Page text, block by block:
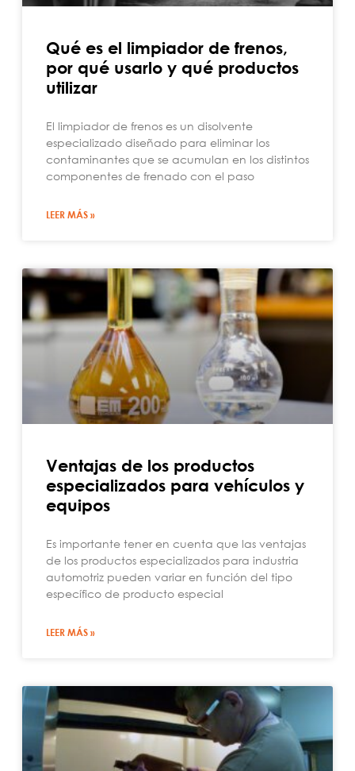
Qué es el limpiador de frenos,
por qué usarlo y qué productos
utilizar
El limpiador de frenos es un disolvente
especializado diseñado para eliminar los
contaminantes que se acumulan en los distintos
componentes de frenado con el paso
LEER MÁS »
Ventajas de los productos
especializados para vehículos y
equipos
Es importante tener en cuenta que las ventajas
de los productos especializados para industria
automotriz pueden variar en función del tipo
específico de producto especial
LEER MÁS »